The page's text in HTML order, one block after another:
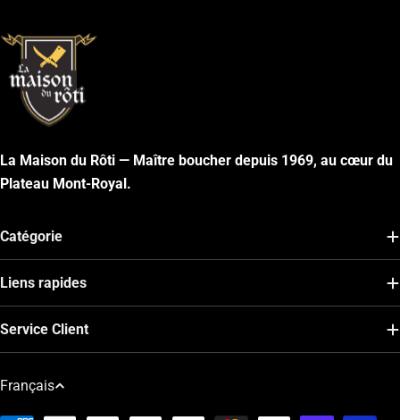
La Maison du Rôti — Maître boucher depuis 1969, au cœur du
Plateau Mont-Royal.
Catégorie
Liens rapides
Service Client
L
Français